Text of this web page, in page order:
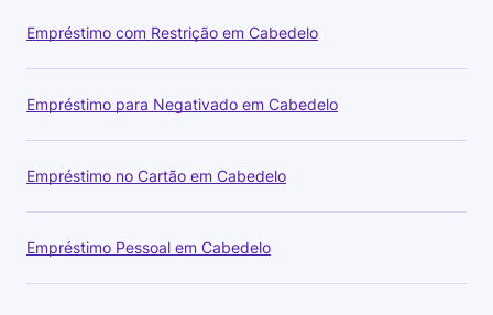
Empréstimo com Restrição em Cabedelo
Empréstimo para Negativado em Cabedelo
Empréstimo no Cartão em Cabedelo
Empréstimo Pessoal em Cabedelo